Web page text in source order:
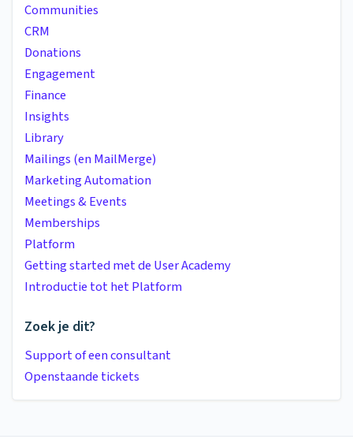
Communities
CRM
Donations
Engagement
Finance
Insights
Library
Mailings (en MailMerge)
Marketing Automation
Meetings & Events
Memberships
Platform
Getting started met de User Academy
Introductie tot het Platform
Zoek je dit?
Support of een consultant
Openstaande tickets